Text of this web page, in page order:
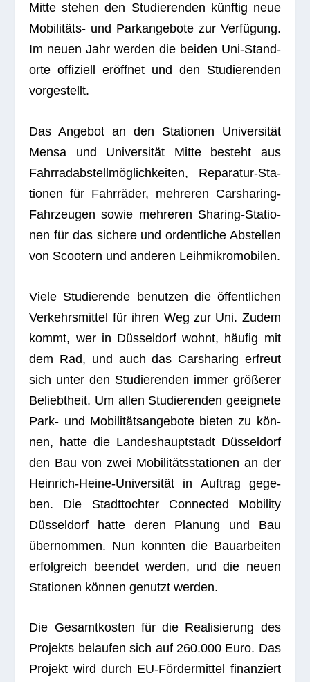
Mitte ste­hen den Stu­die­ren­den künf­tig neue
Mobi­li­täts- und Park­an­ge­bote zur Ver­fü­gung.
Im neuen Jahr wer­den die bei­den Uni-Stand­
orte offi­zi­ell eröff­net und den Stu­die­ren­den
vorgestellt.
Das Ange­bot an den Sta­tio­nen Uni­ver­si­tät
Mensa und Uni­ver­si­tät Mitte besteht aus
Fahr­rad­ab­stell­mög­lich­kei­ten, Repa­ra­tur-Sta­
tio­nen für Fahr­rä­der, meh­re­ren Car­sha­ring-
Fahr­zeu­gen sowie meh­re­ren Sha­ring-Sta­tio­
nen für das sichere und ordent­li­che Abstel­len
von Scoo­tern und ande­ren Leihmikromobilen.
Viele Stu­die­rende benut­zen die öffent­li­chen
Ver­kehrs­mit­tel für ihren Weg zur Uni. Zudem
kommt, wer in Düs­sel­dorf wohnt, häu­fig mit
dem Rad, und auch das Car­sha­ring erfreut
sich unter den Stu­die­ren­den immer grö­ße­rer
Beliebt­heit. Um allen Stu­die­ren­den geeig­nete
Park- und Mobi­li­täts­an­ge­bote bie­ten zu kön­
nen, hatte die Lan­des­haupt­stadt Düs­sel­dorf
den Bau von zwei Mobi­li­täts­sta­tio­nen an der
Hein­rich-Heine-Uni­ver­si­tät in Auf­trag gege­
ben. Die Stadt­toch­ter Con­nec­ted Mobi­lity
Düs­sel­dorf hatte deren Pla­nung und Bau
über­nom­men. Nun konn­ten die Bau­ar­bei­ten
erfolg­reich been­det wer­den, und die neuen
Sta­tio­nen kön­nen genutzt werden.
Die Gesamt­kos­ten für die Rea­li­sie­rung des
Pro­jekts belau­fen sich auf 260.000 Euro. Das
Pro­jekt wird durch EU-För­der­mit­tel finan­ziert